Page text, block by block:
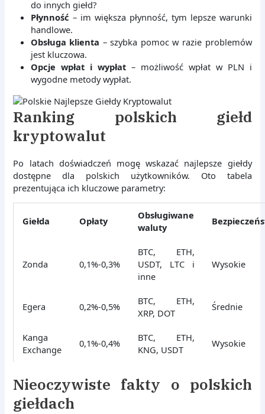
do innych giełd?
Płynność – im większa płynność, tym lepsze warunki
handlowe.
Obsługa klienta – szybka pomoc w razie problemów
jest kluczowa.
Opcje wpłat i wypłat– możliwość wpłat w PLN i
wygodne metody wypłat.
Ranking polskich giełd
kryptowalut
Po latach doświadczeń mogę wskazać najlepsze giełdy
dostępne dla polskich użytkowników. Oto tabela
prezentująca ich kluczowe parametry:
Giełda Opłaty
Obsługiwane
waluty
Zonda 0,1%-0,3%
BTC, ETH,
USDT, LTC i
inne
Wysokie
Egera 0,2%-0,5%
BTC, ETH,
XRP, DOT
Średnie
Kanga
Exchange
0,1%-0,4%
BTC, ETH,
KNG, USDT
Wysokie
Nieoczywiste fakty o polskich
giełdach